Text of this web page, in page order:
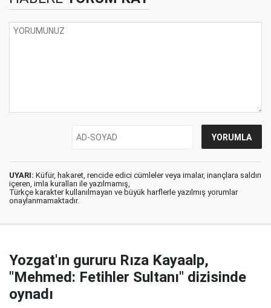
UYARI: Küfür, hakaret, rencide edici cümleler veya imalar, inançlara saldırı
içeren, imla kuralları ile yazılmamış,
Türkçe karakter kullanılmayan ve büyük harflerle yazılmış yorumlar
onaylanmamaktadır.
Yozgat'ın gururu Rıza Kayaalp,
"Mehmed: Fetihler Sultanı" dizisinde
oynadı